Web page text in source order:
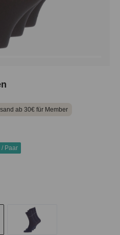
ab 30€ für Member
/ Paar